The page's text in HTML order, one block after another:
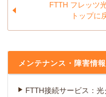
FTTH フレッツ
トップに
メンテナンス・障害情報
FTTH接続サービス：